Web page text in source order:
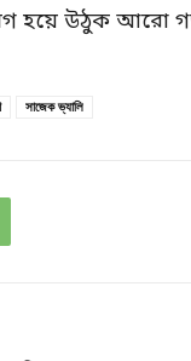
হয়ে উঠুক আরো
সাজেক ভ্যালি